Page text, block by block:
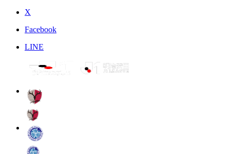
X
Facebook
LINE